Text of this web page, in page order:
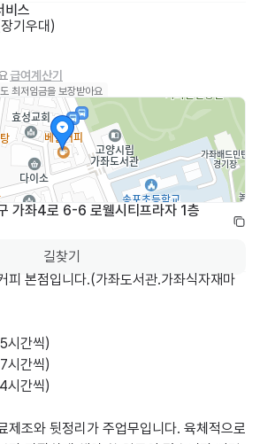
비스
장기우대 )
급여계산기
최저임금을 보장받아요
가좌4로 6-6 로웰시티프라자 1층
길찾기
피 본점입니다.(가좌도서관.가좌식자재마
시간씩)
시간씩)
시간씩)
제조와 뒷정리가 주업무입니다. 육체적으로